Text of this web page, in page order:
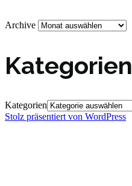
Archive
Kategorien
Kategorien
Stolz präsentiert von WordPress